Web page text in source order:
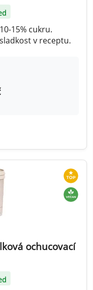
15% cukru.
v receptu.
ochucovací